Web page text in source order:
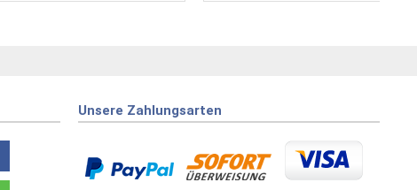
Unsere Zahlungsarten